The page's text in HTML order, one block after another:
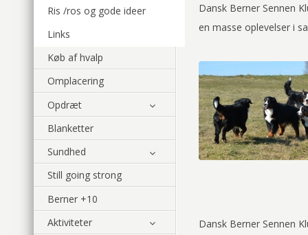
Ris /ros og gode ideer
Links
Køb af hvalp
Omplacering
Opdræt
Blanketter
Sundhed
Still going strong
Berner +10
Aktiviteter
Dansk Berner Sennen
en masse oplevelser i
Dansk Berner Sennen